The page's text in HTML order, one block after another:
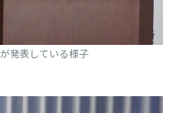
発表している様子